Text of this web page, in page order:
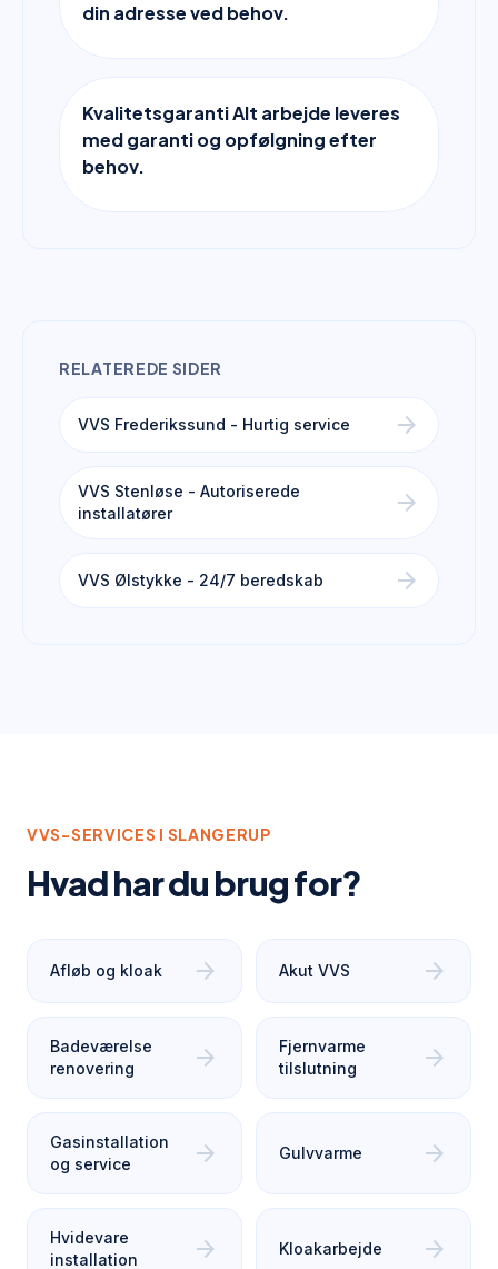
din adresse ved behov.
Kvalitetsgaranti Alt arbejde leveres
med garanti og opfølgning efter
behov.
RELATEREDE SIDER
VVS Frederikssund - Hurtig service arrow_forward
VVS Stenløse - Autoriserede
installatører
arrow_forward
VVS Ølstykke - 24/7 beredskab arrow_forward
VVS-SERVICES I SLANGERUP
Hvad har du brug for?
Afløb og kloak arrow_forward Akut VVS arrow_forward
Badeværelse
renovering
arrow_forward
Fjernvarme
tilslutning
arrow_forward
Gasinstallation
og service
arrow_forward Gulvvarme arrow_forward
Hvidevare
installation
arrow_forward Kloakarbejde arrow_forward